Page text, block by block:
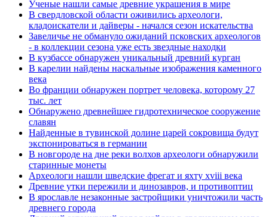
Ученые нашли самые древние украшения в мире
В свердловской области оживились археологи,
кладоискатели и дайверы - начался сезон искательства
Завеличье не обмануло ожиданий псковских археологов
- в коллекции сезона уже есть звездные находки
В кузбассе обнаружен уникальный древний курган
В карелии найдены наскальные изображения каменного
века
Во франции обнаружен портрет человека, которому 27
тыс. лет
Обнаружено древнейшее гидротехническое сооружение
славян
Найденные в тувинской долине царей сокровища будут
экспонироваться в германии
В новгороде на дне реки волхов археологи обнаружили
старинные монеты
Археологи нашли шведские фрегат и яхту xviii века
Древние утки пережили и динозавров, и противоптиц
В ярославле незаконные застройщики уничтожили часть
древнего города